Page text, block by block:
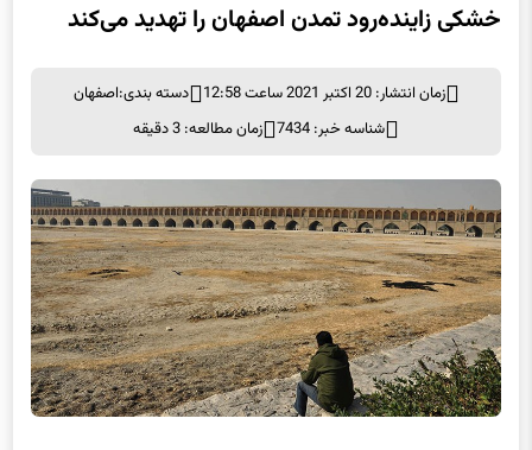
خشکی زاینده‌رود تمدن اصفهان را تهدید می‌کند
زمان انتشار: 20 اکتبر 2021 ساعت 12:58 دسته بندی:اصفهان
شناسه خبر: 7434
زمان مطالعه: 3 دقیقه